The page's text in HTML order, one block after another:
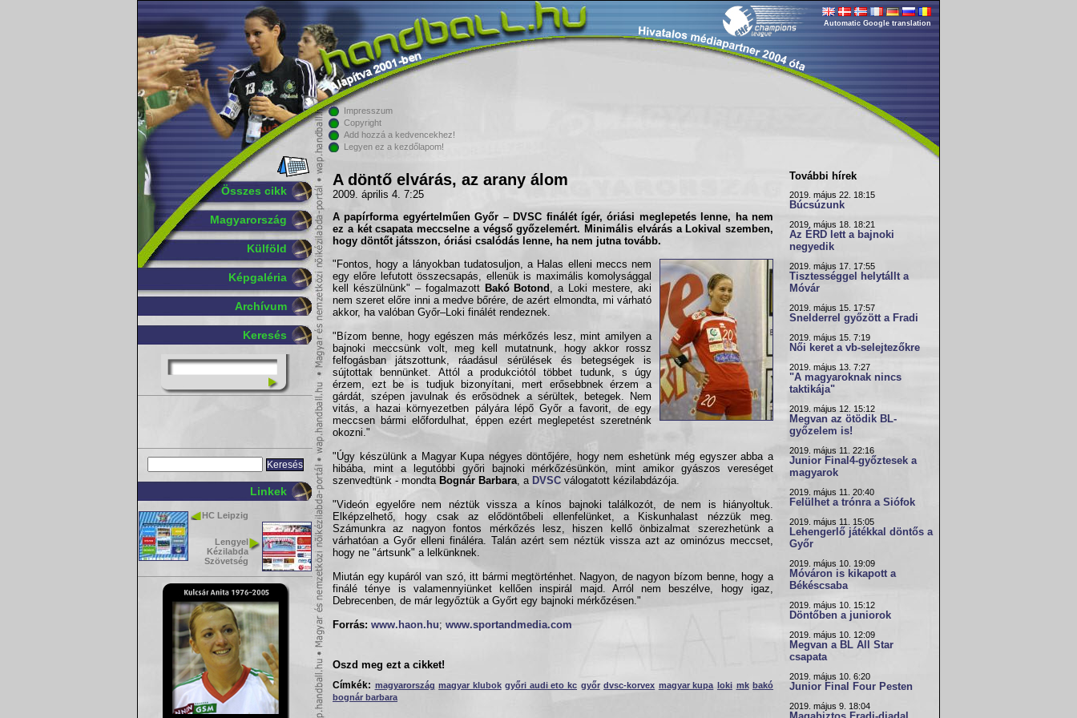
Összes cikk
Magyarország
Külföld
Képgaléria
Archívum
Keresés
Linkek
HC Leipzig
Lengyel
Kézilabda
Szövetség
Automatic Google translation
Impresszum
Copyright
Add hozzá a kedvencekhez!
Legyen ez a kezdőlapom!
A döntő elvárás, az arany álom
2009. április 4. 7:25
A papírforma egyértelműenGyőr – DVSC finálét ígér, óriási meglepetés lenne, ha nem
ez a két csapata meccselne a végső győzelemért. Minimális elvárás a Lokival szemben,
hogy döntőt játsszon, óriási csalódás lenne, ha nem jutna tovább.
"Fontos, hogy a lányokban tudatosuljon, a Halas elleni meccs nem
egy előre lefutott összecsapás, ellenük is maximális komolysággal
kell készülnünk" – fogalmazott Bakó Botond
, a Loki mestere, aki
nem szeret előre inni a medve bőrére, de azért elmondta, mi várható
akkor, ha valóban Győr–Loki finálét rendeznek.
"Bízom benne, hogy egészen más mérkőzés lesz, mint amilyen a
bajnoki meccsünk volt, meg kell mutatnunk, hogy akkor rossz
felfogásban játszottunk, ráadásul sérülések és betegségek is
sújtottak bennünket. Attól a produkciótól többet tudunk, s úgy
érzem, ezt be is tudjuk bizonyítani, mert erősebbnek érzem a
gárdát, szépen javulnak és erősödnek a sérültek, betegek. Nem
vitás, a hazai környezetben pályára lépő Győr a favorit, de egy
meccsen bármi előfordulhat, éppen ezért meglepetést szeretnénk
okozni."
"Úgy készülünk a Magyar Kupa négyes döntőjére, hogy nem eshetünk még egyszer abba a
hibába, mint a legutóbbi győri bajnoki mérkőzésünkön, mint amikor gyászos vereséget
szenvedtünk - mondta Bognár Barbara , a DVSC válogatott kézilabdázója.
"Videón egyelőre nem néztük vissza a kínos bajnoki találkozót, de nem is hiányoltuk.
Elképzelhető, hogy csak az elődöntőbeli ellenfelünket, a Kiskunhalast nézzük meg.
Számunkra az nagyon fontos mérkőzés lesz, hiszen kellő önbizalmat szerezhetünk a
várhatóan a Győr elleni fináléra. Talán azért sem néztük vissza azt az ominózus meccset,
hogy ne "ártsunk" a lelkünknek.
Miután egy kupáról van szó, itt bármi megtörténhet. Nagyon, de nagyon bízom benne, hogy a
finálé ténye is valamennyiünket kellően inspirál majd. Arról nem beszélve, hogy igaz,
Debrecenben, de már legyőztük a Győrt egy bajnoki mérkőzésen."
Forrás: www.haon.hu; www.sportandmedia.com
Oszd meg ezt a cikket!
Címkék: magyarország magyar klubok győri audi eto kc győr dvsc-korvex magyar kupa loki mk bakó
bognár barbara
További hírek
2019. május 22. 18:15
Búcsúzunk
2019. május 18. 18:21
Az ÉRD lett a bajnoki
negyedik
2019. május 17. 17:55
Tisztességgel helytállt a
Móvár
2019. május 15. 17:57
Snelderrel győzött a Fradi
2019. május 15. 7:19
Női keret a vb-selejtezőkre
2019. május 13. 7:27
"A magyaroknak nincs
taktikája"
2019. május 12. 15:12
Megvan az ötödik BL-
győzelem is!
2019. május 11. 22:16
Junior Final4-győztesek a
magyarok
2019. május 11. 20:40
Felülhet a trónra a Siófok
2019. május 11. 15:05
Lehengerlő játékkal döntős a
Győr
2019. május 10. 19:09
Móváron is kikapott a
Békéscsaba
2019. május 10. 15:12
Döntőben a juniorok
2019. május 10. 12:09
Megvan a BL All Star
csapata
2019. május 10. 6:20
Junior Final Four Pesten
2019. május 9. 18:04